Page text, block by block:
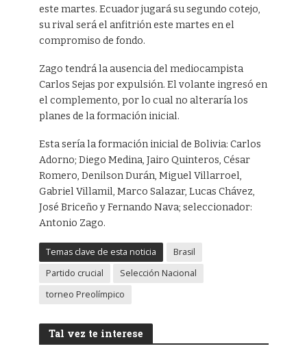
este martes. Ecuador jugará su segundo cotejo,
su rival será el anfitrión este martes en el
compromiso de fondo.
Zago tendrá la ausencia del mediocampista
Carlos Sejas por expulsión. El volante ingresó en
el complemento, por lo cual no alteraría los
planes de la formación inicial.
Esta sería la formación inicial de Bolivia: Carlos
Adorno; Diego Medina, Jairo Quinteros, César
Romero, Denilson Durán, Miguel Villarroel,
Gabriel Villamil, Marco Salazar, Lucas Chávez,
José Briceño y Fernando Nava; seleccionador:
Antonio Zago.
Temas clave de esta noticia
Brasil
Partido crucial
Selección Nacional
torneo Preolímpico
Tal vez te interese